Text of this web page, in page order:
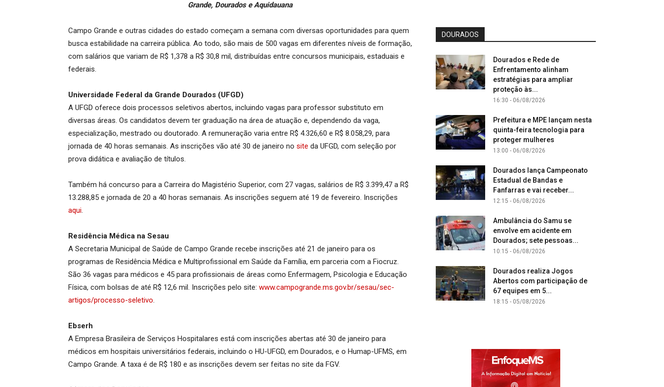
Grande, Dourados e Aquidauana
Campo Grande e outras cidades do estado começam a semana com diversas oportunidades para quem
busca estabilidade na carreira pública. Ao todo, são mais de 500 vagas em diferentes níveis de formação,
com salários que variam de R$ 1,378 a R$ 30,8 mil, distribuídas entre concursos municipais, estaduais e
federais.
Universidade Federal da Grande Dourados (UFGD)
A UFGD oferece dois processos seletivos abertos, incluindo vagas para professor substituto em
diversas áreas. Os candidatos devem ter graduação na área de atuação e, dependendo da vaga,
especialização, mestrado ou doutorado. A remuneração varia entre R$ 4.326,60 e R$ 8.058,29, para
jornada de 40 horas semanais. As inscrições vão até 30 de janeiro no site da UFGD, com seleção por
prova didática e avaliação de títulos.
Também há concurso para a Carreira do Magistério Superior, com 27 vagas, salários de R$ 3.399,47 a R$
13.288,85 e jornada de 20 a 40 horas semanais. As inscrições seguem até 19 de fevereiro. Inscrições
aqui.
Residência Médica na Sesau
A Secretaria Municipal de Saúde de Campo Grande recebe inscrições até 21 de janeiro para os
programas de Residência Médica e Multiprofissional em Saúde da Família, em parceria com a Fiocruz.
São 36 vagas para médicos e 45 para profissionais de áreas como Enfermagem, Psicologia e Educação
Física, com bolsas de até R$ 12,6 mil. Inscrições pelo site: www.campogrande.ms.gov.br/sesau/sec-
artigos/processo-seletivo.
Ebserh
A Empresa Brasileira de Serviços Hospitalares está com inscrições abertas até 30 de janeiro para
médicos em hospitais universitários federais, incluindo o HU-UFGD, em Dourados, e o Humap-UFMS, em
Campo Grande. A taxa é de R$ 180 e as inscrições devem ser feitas no site da FGV.
DOURADOS
Dourados e Rede de
Enfrentamento alinham
estratégias para ampliar
proteção às...
16:30 - 06/08/2026
Prefeitura e MPE lançam nesta
quinta-feira tecnologia para
proteger mulheres
13:00 - 06/08/2026
Dourados lança Campeonato
Estadual de Bandas e
Fanfarras e vai receber...
12:15 - 06/08/2026
Ambulância do Samu se
envolve em acidente em
Dourados; sete pessoas...
10:15 - 06/08/2026
Dourados realiza Jogos
Abertos com participação de
67 equipes em 5...
18:15 - 05/08/2026